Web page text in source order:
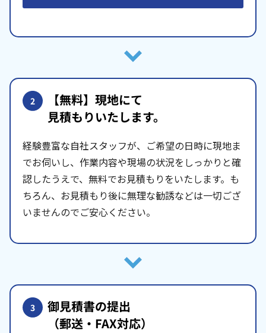
2 【無料】現地にて
見積もりいたします。
経験豊富な自社スタッフが、ご希望の日時に現地ま
でお伺いし、作業内容や現場の状況をしっかりと確
認したうえで、無料でお見積もりをいたします。も
ちろん、お見積もり後に無理な勧誘などは一切ござ
いませんのでご安心ください。
3 御見積書の提出
（郵送・FAX対応）